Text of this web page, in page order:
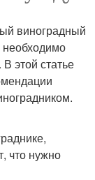
виноградный
этой статье
что нужно